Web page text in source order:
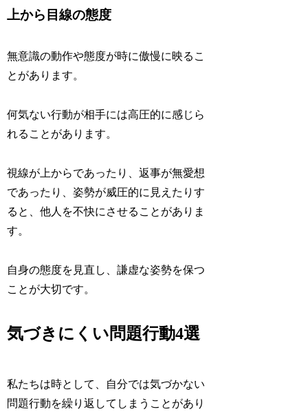
上から目線の態度
無意識の動作や態度が時に傲慢に映るこ
とがあります。
何気ない行動が相手には高圧的に感じら
れることがあります。
視線が上からであったり、返事が無愛想
であったり、姿勢が威圧的に見えたりす
ると、他人を不快にさせることがありま
す。
自身の態度を見直し、謙虚な姿勢を保つ
ことが大切です。
気づきにくい問題行動4選
私たちは時として、自分では気づかない
問題行動を繰り返してしまうことがあり